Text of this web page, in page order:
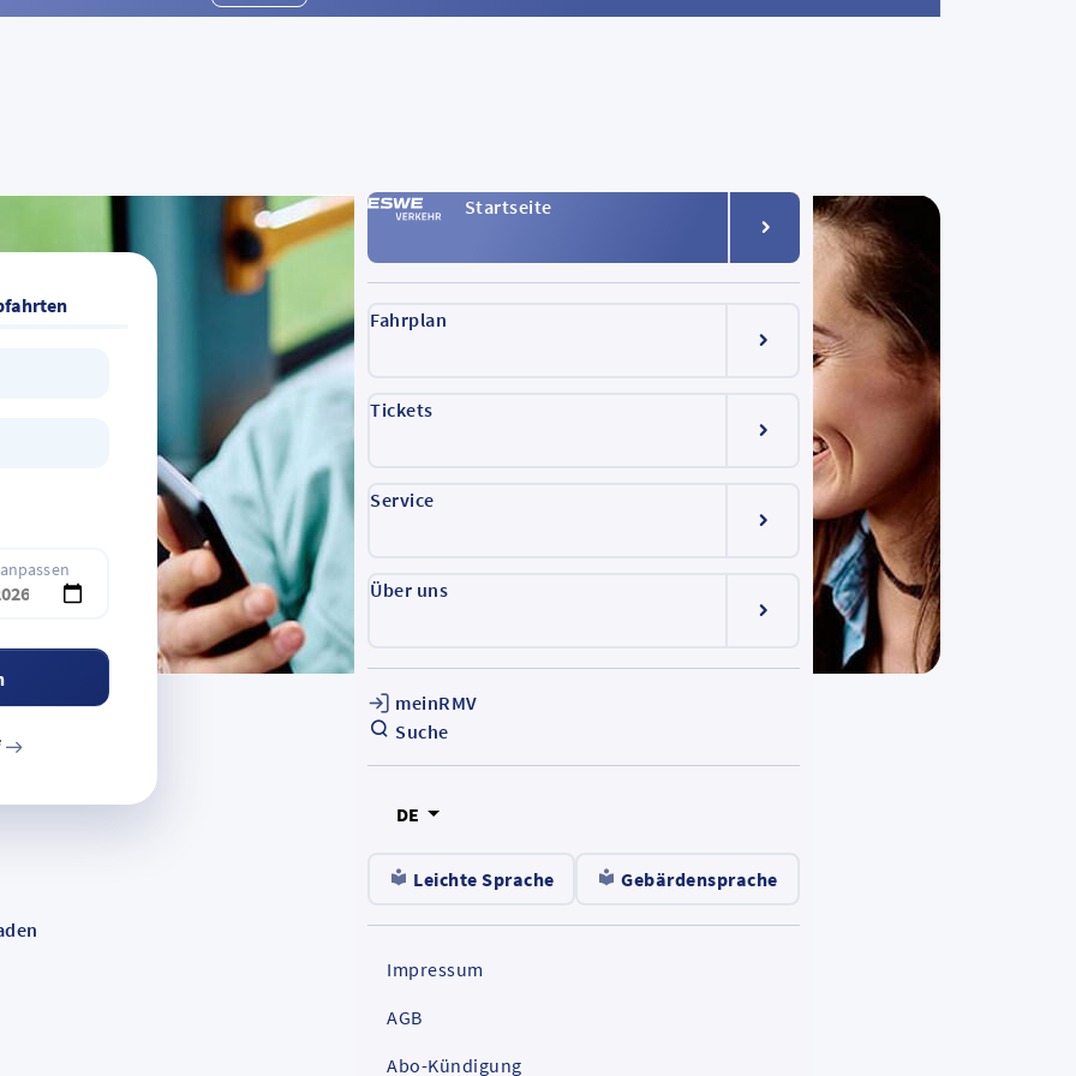
Startseite
Menüeintrag ein-/ausklappen
Fahrplan
Menüeintrag ein-/ausklappen
Tickets
Menüeintrag ein-/ausklappen
Service
Menüeintrag ein-/ausklappen
Über uns
Menüeintrag ein-/ausklappen
meinRMV
Suche
DE
Leichte Sprache Gebärdensprache
Impressum
AGB
Abo-Kündigung